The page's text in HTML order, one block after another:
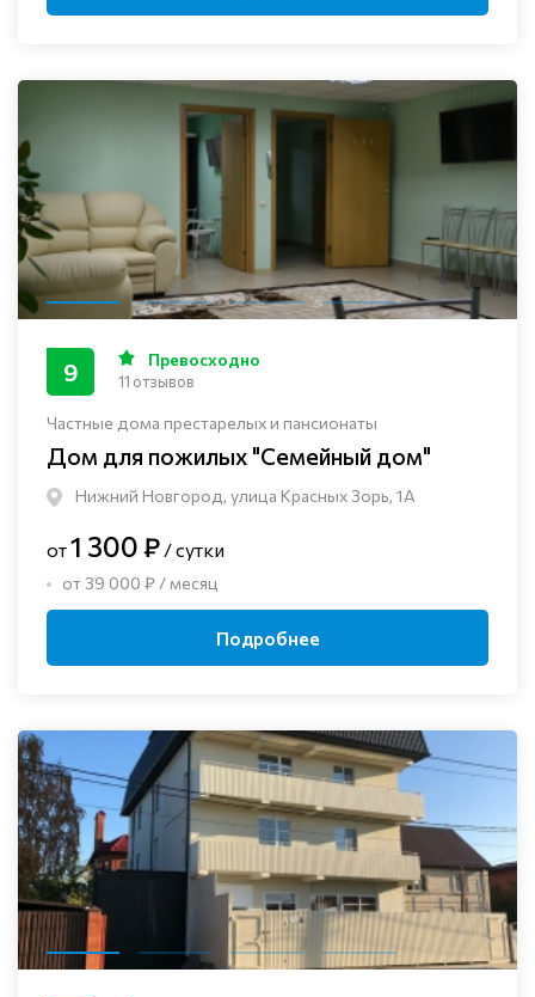
Частные дома престарелых и пансионаты
Дом для пожилых "Семейный дом"
Нижний Новгород, улица Красных Зорь, 1А
9 Превосходно
11 отзывов
от1 300 ₽ / сутки
от 39 000 ₽ / месяц
Подробнее